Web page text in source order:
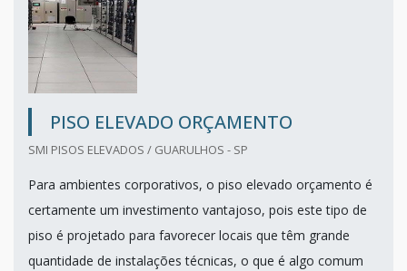
PISO ELEVADO ORÇAMENTO
SMI PISOS ELEVADOS / GUARULHOS - SP
Para ambientes corporativos, o piso elevado orçamento é
certamente um investimento vantajoso, pois este tipo de
piso é projetado para favorecer locais que têm grande
quantidade de instalações técnicas, o que é algo comum